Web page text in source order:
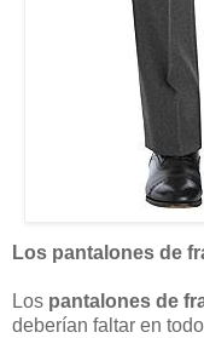
Los pantalones de
Los pantalones de
deberían faltar en